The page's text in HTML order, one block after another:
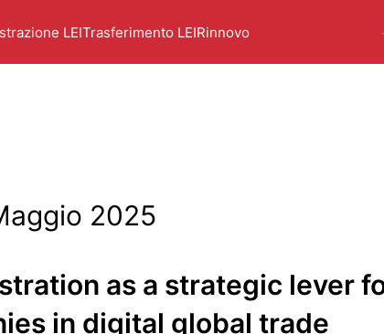
LEITrasferimento LEIRinnovo
2025
as a strategic lever
in digital global trade